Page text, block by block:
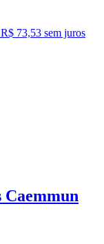
R$ 73,53 sem juros
Caemmun